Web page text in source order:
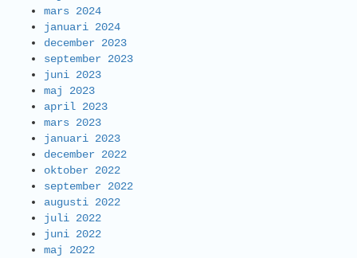
mars 2024
januari 2024
december 2023
september 2023
juni 2023
maj 2023
april 2023
mars 2023
januari 2023
december 2022
oktober 2022
september 2022
augusti 2022
juli 2022
juni 2022
maj 2022